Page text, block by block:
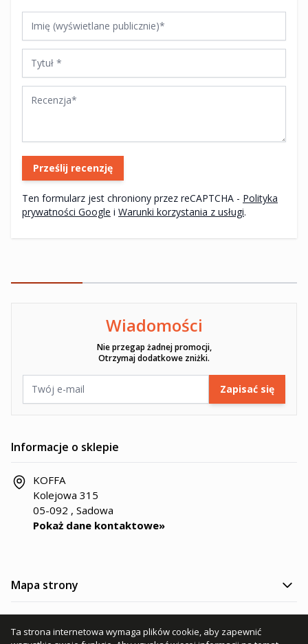
Ta strona internetowa wymaga plików cookie, aby zapewnić
Prześlij recenzję
Ten formularz jest chroniony przez reCAPTCHA - Polityka
prywatności Google i Warunki korzystania z usługi.
Wiadomości
Nie przegap żadnej promocji,
Otrzymaj dodatkowe zniżki.
Zapisać się
Ten formularz jest chroniony przez reCAPTCHA -
Informacje o sklepie
KOFFA
Kolejowa 315
05-092 , Sadowa
Pokaż dane kontaktowe»
Mapa strony
Kategorie produktów